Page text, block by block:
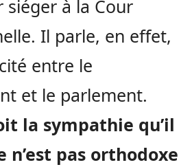
siéger à la Cour
Il parle, en effet,
entre le
et le parlement.
la sympathie qu’il
n’est pas orthodoxe